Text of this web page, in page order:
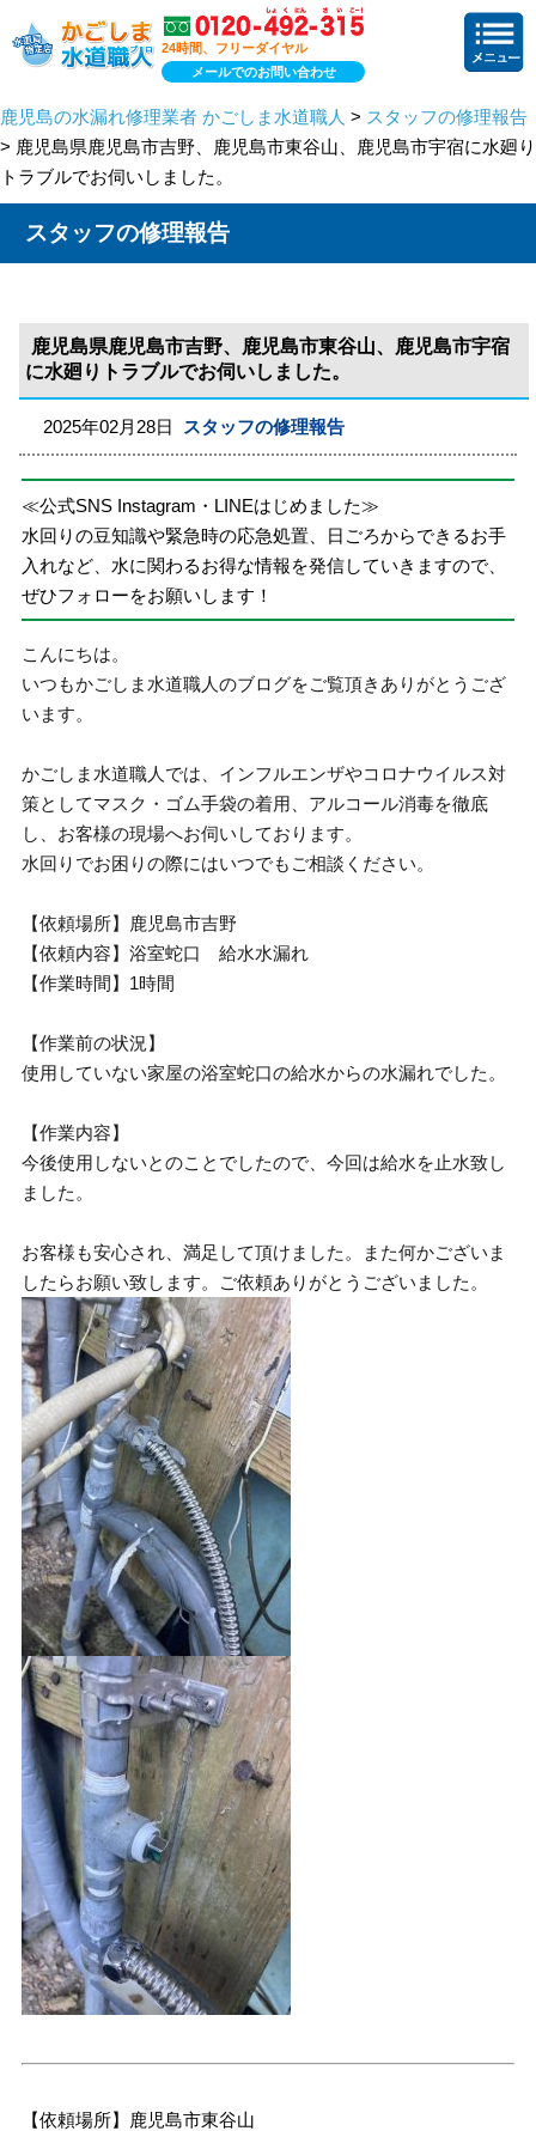
24時間、フリーダイヤル
メールでのお問い合わせ
鹿児島の水漏れ修理業者 かごしま水道職人 > スタッフの修理報告
> 鹿児島県鹿児島市吉野、鹿児島市東谷山、鹿児島市宇宿に水廻り
トラブルでお伺いしました。
スタッフの修理報告
鹿児島県鹿児島市吉野、鹿児島市東谷山、鹿児島市宇宿
に水廻りトラブルでお伺いしました。
2025年02月28日 スタッフの修理報告
≪公式SNS Instagram・LINEはじめました≫
水回りの豆知識や緊急時の応急処置、日ごろからできるお手
入れなど、水に関わるお得な情報を発信していきますので、
ぜひフォローをお願いします！
こんにちは。
いつもかごしま水道職人のブログをご覧頂きありがとうござ
います。
かごしま水道職人では、インフルエンザやコロナウイルス対
策としてマスク・ゴム手袋の着用、アルコール消毒を徹底
し、お客様の現場へお伺いしております。
水回りでお困りの際にはいつでもご相談ください。
【依頼場所】鹿児島市吉野
【依頼内容】浴室蛇口 給水水漏れ
【作業時間】1時間
【作業前の状況】
使用していない家屋の浴室蛇口の給水からの水漏れでした。
【作業内容】
今後使用しないとのことでしたので、今回は給水を止水致し
ました。
お客様も安心され、満足して頂けました。また何かございま
したらお願い致します。ご依頼ありがとうございました。
【依頼場所】鹿児島市東谷山